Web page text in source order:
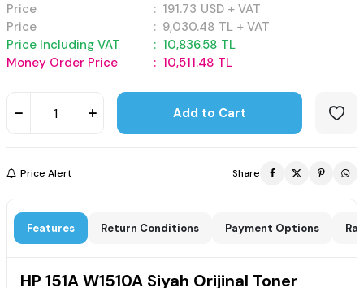
Price : 191.73 USD + VAT
Price
: 9,030.48 TL + VAT
Price Including VAT
: 10,836.58 TL
Money Order Price
: 10,511.48 TL
Add to Cart
Price Alert Share
Features Return Conditions Payment Options
HP 151A W1510A Siyah Orijinal Toner